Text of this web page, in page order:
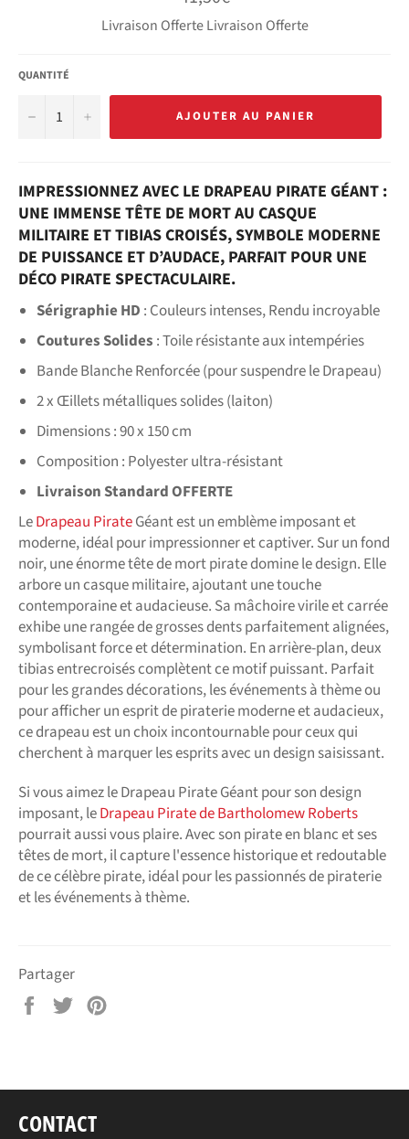
régulier
Livraison Offerte Livraison Offerte
QUANTITÉ
− + AJOUTER AU PANIER
IMPRESSIONNEZ AVEC LE DRAPEAU PIRATE GÉANT :
UNE IMMENSE TÊTE DE MORT AU CASQUE
MILITAIRE ET TIBIAS CROISÉS, SYMBOLE MODERNE
DE PUISSANCE ET D’AUDACE, PARFAIT POUR UNE
DÉCO PIRATE SPECTACULAIRE.
Sérigraphie HD : Couleurs intenses, Rendu incroyable
Coutures Solides : Toile résistante aux intempéries
Bande Blanche Renforcée (pour suspendre le Drapeau)
2 x Œillets métalliques solides (laiton)
Dimensions : 90 x 150 cm
Composition : Polyester ultra-résistant
Livraison Standard OFFERTE
LeDrapeau PirateGéant est un emblème imposant et
moderne, idéal pour impressionner et captiver. Sur un fond
noir, une énorme tête de mort pirate domine le design. Elle
arbore un casque militaire, ajoutant une touche
contemporaine et audacieuse. Sa mâchoire virile et carrée
exhibe une rangée de grosses dents parfaitement alignées,
symbolisant force et détermination. En arrière-plan, deux
tibias entrecroisés complètent ce motif puissant. Parfait
pour les grandes décorations, les événements à thème ou
pour afficher un esprit de piraterie moderne et audacieux,
ce drapeau est un choix incontournable pour ceux qui
cherchent à marquer les esprits avec un design saisissant.
Si vous aimez le Drapeau Pirate Géant pour son design
imposant, leDrapeau Pirate de Bartholomew Roberts
pourrait aussi vous plaire. Avec son pirate en blanc et ses
têtes de mort, il capture l'essence historique et redoutable
de ce célèbre pirate, idéal pour les passionnés de piraterie
et les événements à thème.
Partager
PartagerTweeter
CONTACT